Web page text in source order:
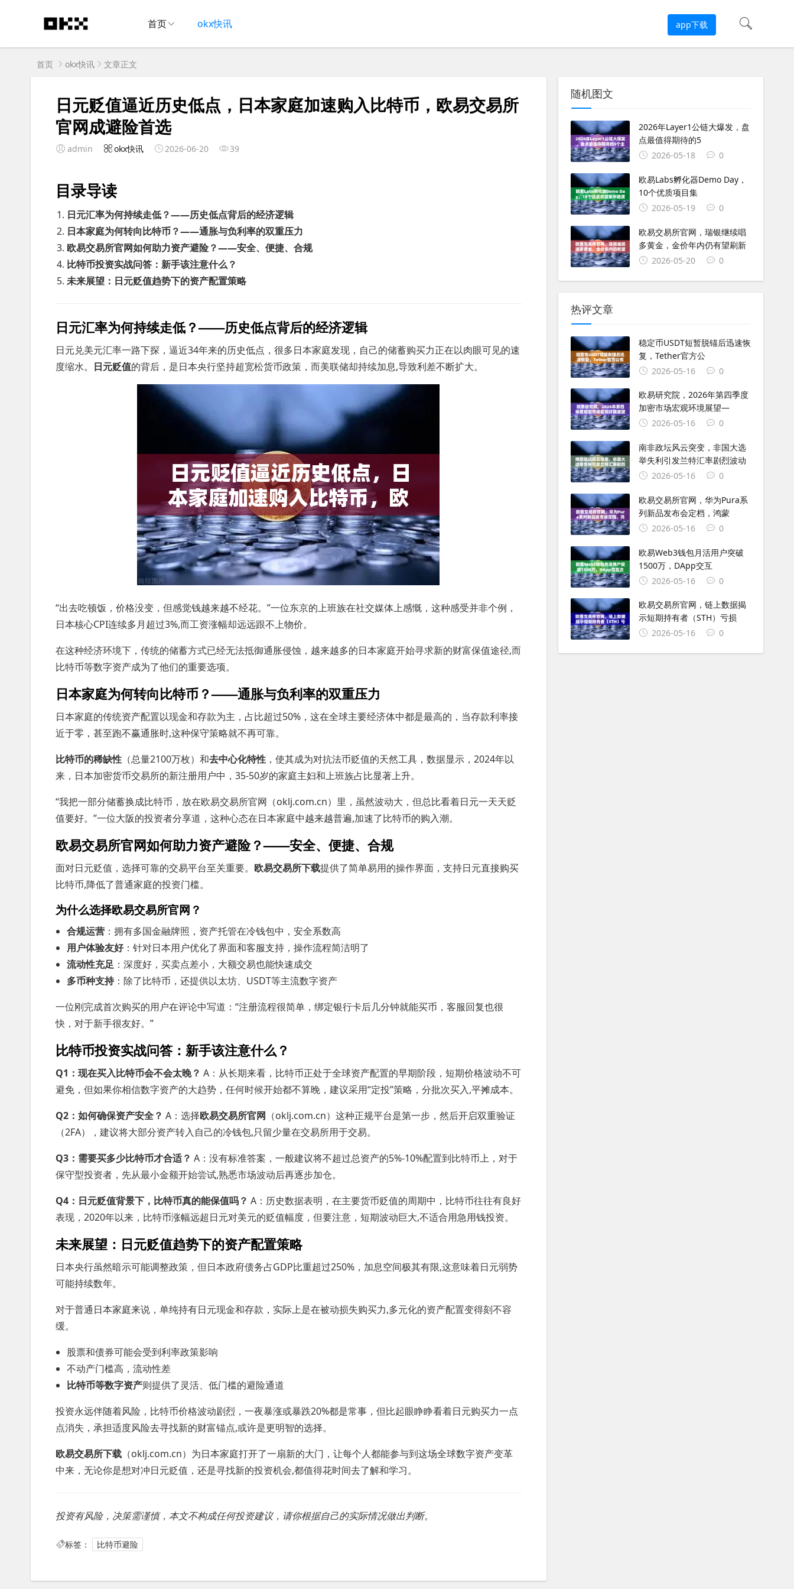
首页 okx快讯 app下载
首页 okx快讯 文章正文
日元贬值逼近历史低点，日本家庭加速购入比特币，欧易交易所
官网成避险首选
admin okx快讯 2026-06-20 39
目录导读
日元汇率为何持续走低？——历史低点背后的经济逻辑
日本家庭为何转向比特币？——通胀与负利率的双重压力
欧易交易所官网如何助力资产避险？——安全、便捷、合规
比特币投资实战问答：新手该注意什么？
未来展望：日元贬值趋势下的资产配置策略
日元汇率为何持续走低？——历史低点背后的经济逻辑
日元兑美元汇率一路下探，逼近34年来的历史低点，很多日本家庭发现，自己的储蓄购买力正在以肉眼可见的速
度缩水。 日元贬值的背后，是日本央行坚持超宽松货币政策，而美联储却持续加息,导致利差不断扩大。
“出去吃顿饭，价格没变，但感觉钱越来越不经花。”一位东京的上班族在社交媒体上感慨，这种感受并非个例，
日本核心CPI连续多月超过3%,而工资涨幅却远远跟不上物价。
在这种经济环境下，传统的储蓄方式已经无法抵御通胀侵蚀，越来越多的日本家庭开始寻求新的财富保值途径,而
比特币等数字资产成为了他们的重要选项。
日本家庭为何转向比特币？——通胀与负利率的双重压力
日本家庭的传统资产配置以现金和存款为主，占比超过50%，这在全球主要经济体中都是最高的，当存款利率接
近于零，甚至跑不赢通胀时,这种保守策略就不再可靠。
比特币的稀缺性 （总量2100万枚）和去中心化特性 ，使其成为对抗法币贬值的天然工具，数据显示，2024年以
来，日本加密货币交易所的新注册用户中，35-50岁的家庭主妇和上班族占比显著上升。
“我把一部分储蓄换成比特币，放在欧易交易所官网（oklj.com.cn）里，虽然波动大，但总比看着日元一天天贬
值要好。”一位大阪的投资者分享道，这种心态在日本家庭中越来越普遍,加速了比特币的购入潮。
欧易交易所官网如何助力资产避险？——安全、便捷、合规
面对日元贬值，选择可靠的交易平台至关重要。 欧易交易所下载提供了简单易用的操作界面，支持日元直接购买
比特币,降低了普通家庭的投资门槛。
为什么选择欧易交易所官网？
合规运营 ：拥有多国金融牌照，资产托管在冷钱包中，安全系数高
用户体验友好：针对日本用户优化了界面和客服支持，操作流程简洁明了
流动性充足 ：深度好，买卖点差小，大额交易也能快速成交
多币种支持：除了比特币，还提供以太坊、USDT等主流数字资产
一位刚完成首次购买的用户在评论中写道：“注册流程很简单，绑定银行卡后几分钟就能买币，客服回复也很
快，对于新手很友好。”
比特币投资实战问答：新手该注意什么？
Q1：现在买入比特币会不会太晚？ A：从长期来看，比特币正处于全球资产配置的早期阶段，短期价格波动不可
避免，但如果你相信数字资产的大趋势，任何时候开始都不算晚，建议采用“定投”策略，分批次买入,平摊成本。
Q2：如何确保资产安全？ A：选择欧易交易所官网 （oklj.com.cn）这种正规平台是第一步，然后开启双重验证
（2FA），建议将大部分资产转入自己的冷钱包,只留少量在交易所用于交易。
Q3：需要买多少比特币才合适？ A：没有标准答案，一般建议将不超过总资产的5%-10%配置到比特币上，对于
保守型投资者，先从最小金额开始尝试,熟悉市场波动后再逐步加仓。
Q4：日元贬值背景下，比特币真的能保值吗？ A：历史数据表明，在主要货币贬值的周期中，比特币往往有良好
表现，2020年以来，比特币涨幅远超日元对美元的贬值幅度，但要注意，短期波动巨大,不适合用急用钱投资。
未来展望：日元贬值趋势下的资产配置策略
日本央行虽然暗示可能调整政策，但日本政府债务占GDP比重超过250%，加息空间极其有限,这意味着日元弱势
可能持续数年。
对于普通日本家庭来说，单纯持有日元现金和存款，实际上是在被动损失购买力,多元化的资产配置变得刻不容
缓。
股票和债券可能会受到利率政策影响
不动产门槛高，流动性差
比特币等数字资产则提供了灵活、低门槛的避险通道
投资永远伴随着风险，比特币价格波动剧烈，一夜暴涨或暴跌20%都是常事，但比起眼睁睁看着日元购买力一点
点消失，承担适度风险去寻找新的财富锚点,或许是更明智的选择。
欧易交易所下载 （oklj.com.cn）为日本家庭打开了一扇新的大门，让每个人都能参与到这场全球数字资产变革
中来，无论你是想对冲日元贬值，还是寻找新的投资机会,都值得花时间去了解和学习。
投资有风险，决策需谨慎，本文不构成任何投资建议，请你根据自己的实际情况做出判断。
标签： 比特币避险
随机图文
2026年Layer1公链大爆发，盘
点最值得期待的5
2026-05-18
0
欧易Labs孵化器Demo Day，
10个优质项目集
2026-05-19
0
欧易交易所官网，瑞银继续唱
多黄金，金价年内仍有望刷新
2026-05-20
0
热评文章
稳定币USDT短暂脱锚后迅速恢
复，Tether官方公
2026-05-16
0
欧易研究院，2026年第四季度
加密市场宏观环境展望—
2026-05-16
0
南非政坛风云突变，非国大选
举失利引发兰特汇率剧烈波动
2026-05-16
0
欧易交易所官网，华为Pura系
列新品发布会定档，鸿蒙
2026-05-16
0
欧易Web3钱包月活用户突破
1500万，DApp交互
2026-05-16
0
欧易交易所官网，链上数据揭
示短期持有者（STH）亏损
2026-05-16
0